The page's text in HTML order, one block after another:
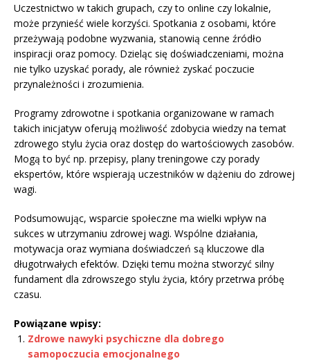
Uczestnictwo w takich grupach, czy to online czy lokalnie,
może przynieść wiele korzyści. Spotkania z osobami, które
przeżywają podobne wyzwania, stanowią cenne źródło
inspiracji oraz pomocy. Dzieląc się doświadczeniami, można
nie tylko uzyskać porady, ale również zyskać poczucie
przynależności i zrozumienia.
Programy zdrowotne i spotkania organizowane w ramach
takich inicjatyw oferują możliwość zdobycia wiedzy na temat
zdrowego stylu życia oraz dostęp do wartościowych zasobów.
Mogą to być np. przepisy, plany treningowe czy porady
ekspertów, które wspierają uczestników w dążeniu do zdrowej
wagi.
Podsumowując, wsparcie społeczne ma wielki wpływ na
sukces w utrzymaniu zdrowej wagi. Wspólne działania,
motywacja oraz wymiana doświadczeń są kluczowe dla
długotrwałych efektów. Dzięki temu można stworzyć silny
fundament dla zdrowszego stylu życia, który przetrwa próbę
czasu.
Powiązane wpisy:
Zdrowe nawyki psychiczne dla dobrego
samopoczucia emocjonalnego